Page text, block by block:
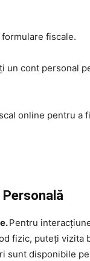
fiscale.
un cont personal
online pentru a
Pentru
fizic, puteți vizita
sunt disponibile